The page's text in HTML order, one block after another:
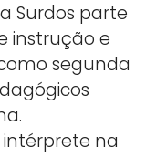
Surdos parte
instrução e
segunda
intérprete na